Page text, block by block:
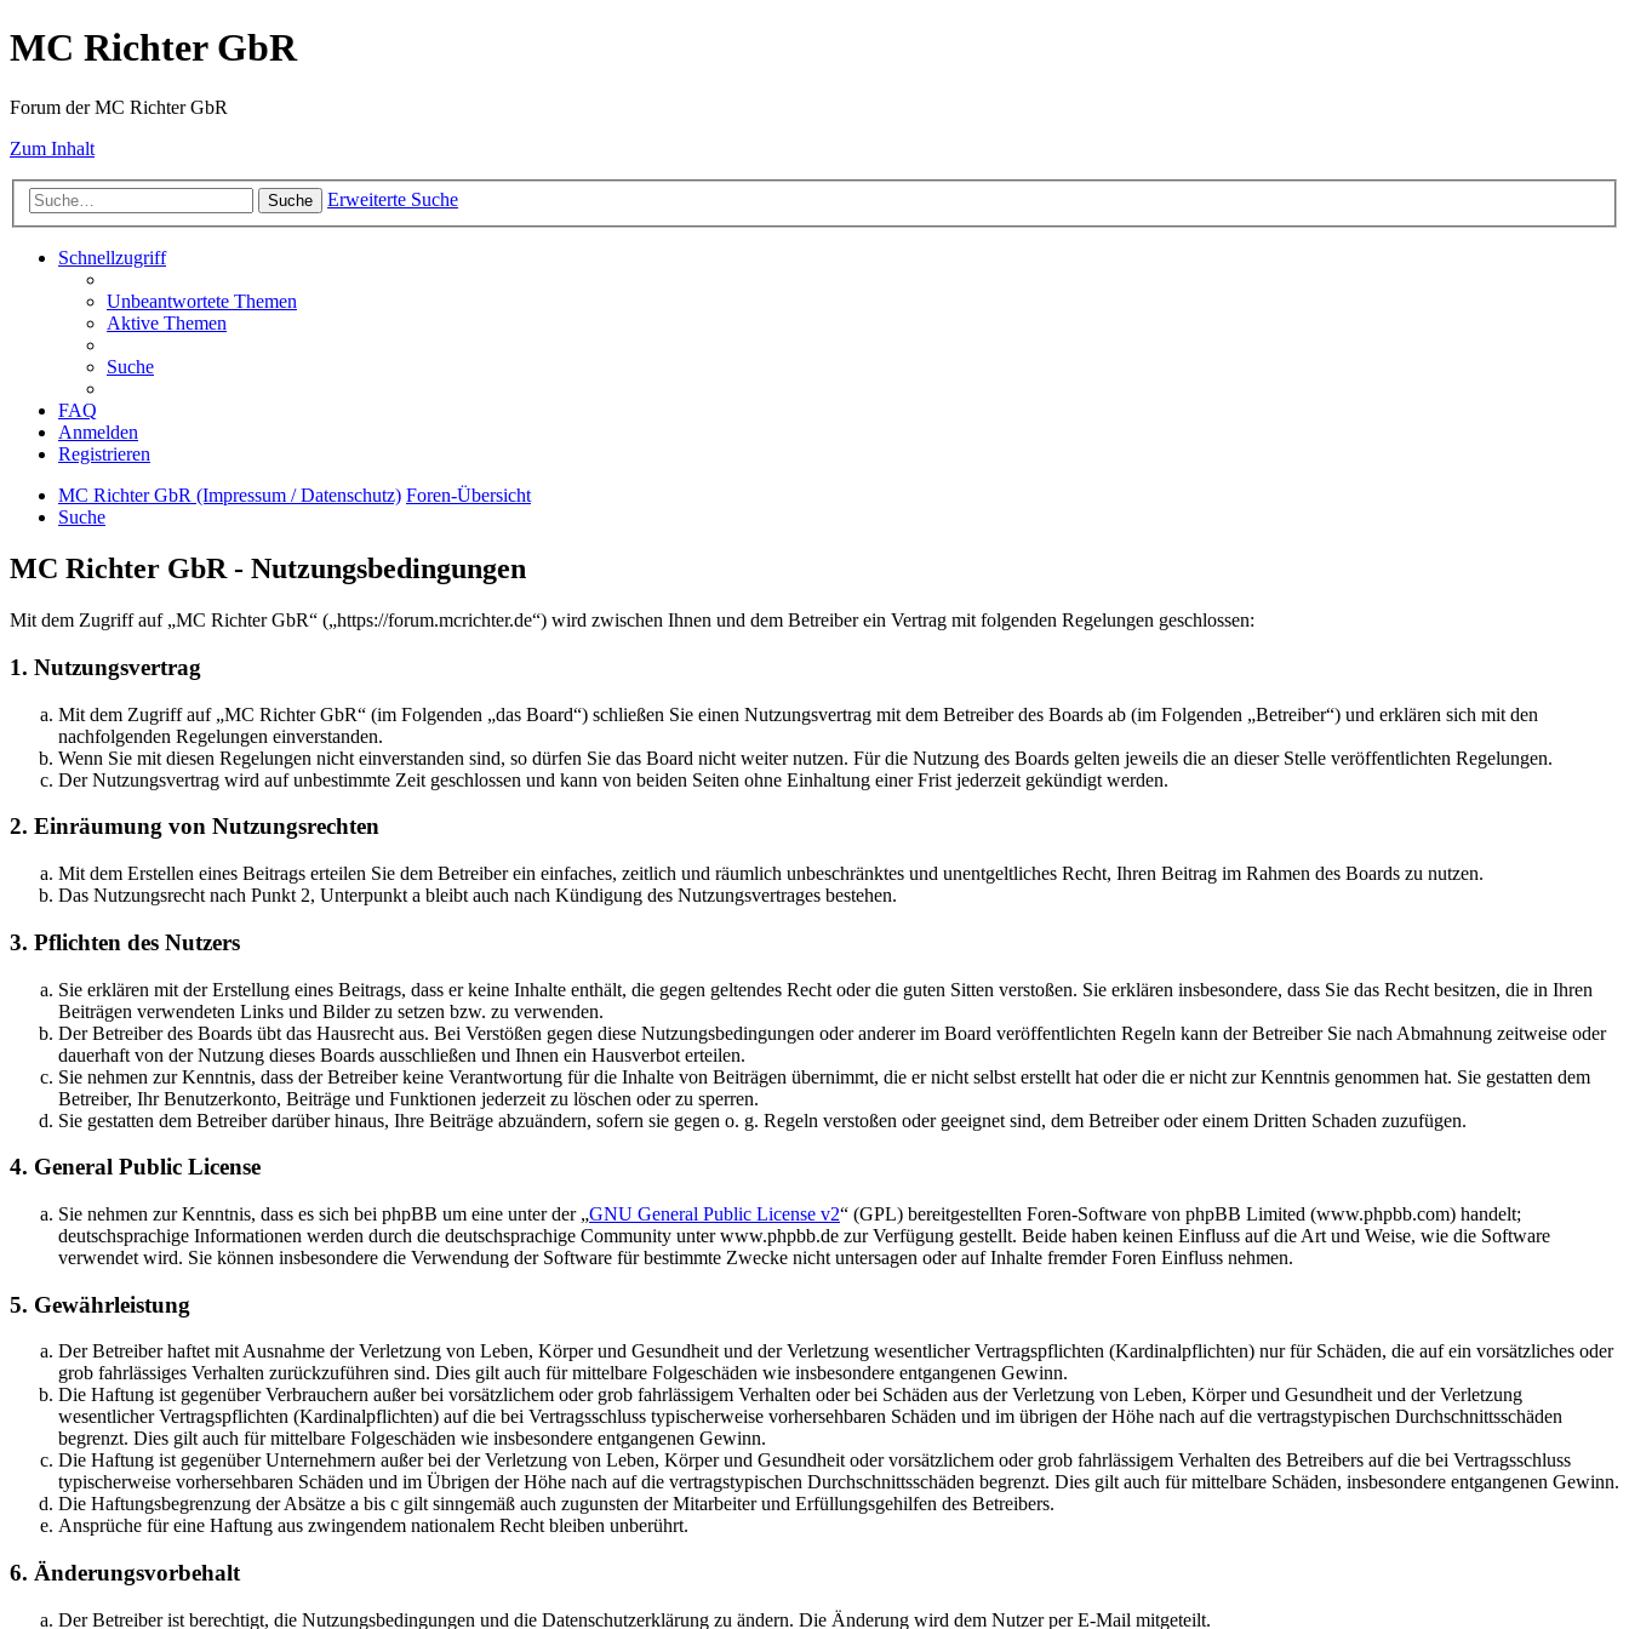
MC Richter GbR
Forum der MC Richter GbR
Zum Inhalt
Suche Erweiterte Suche
Schnellzugriff
Unbeantwortete Themen
Aktive Themen
Suche
FAQ
Anmelden
Registrieren
MC Richter GbR (Impressum / Datenschutz) Foren-Übersicht
Suche
MC Richter GbR - Nutzungsbedingungen
Mit dem Zugriff auf „MC Richter GbR“ („https://forum.mcrichter.de“) wird zwischen Ihnen und dem Betreiber ein Vertrag mit folgenden Regelungen geschlossen:
1. Nutzungsvertrag
Mit dem Zugriff auf „MC Richter GbR“ (im Folgenden „das Board“) schließen Sie einen Nutzungsvertrag mit dem Betreiber des Boards ab (im Folgenden „Betreiber“) und erklären sich mit den
nachfolgenden Regelungen einverstanden.
Wenn Sie mit diesen Regelungen nicht einverstanden sind, so dürfen Sie das Board nicht weiter nutzen. Für die Nutzung des Boards gelten jeweils die an dieser Stelle veröffentlichten Regelungen.
Der Nutzungsvertrag wird auf unbestimmte Zeit geschlossen und kann von beiden Seiten ohne Einhaltung einer Frist jederzeit gekündigt werden.
2. Einräumung von Nutzungsrechten
Mit dem Erstellen eines Beitrags erteilen Sie dem Betreiber ein einfaches, zeitlich und räumlich unbeschränktes und unentgeltliches Recht, Ihren Beitrag im Rahmen des Boards zu nutzen.
Das Nutzungsrecht nach Punkt 2, Unterpunkt a bleibt auch nach Kündigung des Nutzungsvertrages bestehen.
3. Pflichten des Nutzers
Sie erklären mit der Erstellung eines Beitrags, dass er keine Inhalte enthält, die gegen geltendes Recht oder die guten Sitten verstoßen. Sie erklären insbesondere, dass Sie das Recht besitzen, die in Ihren
Beiträgen verwendeten Links und Bilder zu setzen bzw. zu verwenden.
Der Betreiber des Boards übt das Hausrecht aus. Bei Verstößen gegen diese Nutzungsbedingungen oder anderer im Board veröffentlichten Regeln kann der Betreiber Sie nach Abmahnung zeitweise oder
dauerhaft von der Nutzung dieses Boards ausschließen und Ihnen ein Hausverbot erteilen.
Sie nehmen zur Kenntnis, dass der Betreiber keine Verantwortung für die Inhalte von Beiträgen übernimmt, die er nicht selbst erstellt hat oder die er nicht zur Kenntnis genommen hat. Sie gestatten dem
Betreiber, Ihr Benutzerkonto, Beiträge und Funktionen jederzeit zu löschen oder zu sperren.
Sie gestatten dem Betreiber darüber hinaus, Ihre Beiträge abzuändern, sofern sie gegen o. g. Regeln verstoßen oder geeignet sind, dem Betreiber oder einem Dritten Schaden zuzufügen.
4. General Public License
Sie nehmen zur Kenntnis, dass es sich bei phpBB um eine unter der „GNU General Public License v2“ (GPL) bereitgestellten Foren-Software von phpBB Limited (www.phpbb.com) handelt;
deutschsprachige Informationen werden durch die deutschsprachige Community unter www.phpbb.de zur Verfügung gestellt. Beide haben keinen Einfluss auf die Art und Weise, wie die Software
verwendet wird. Sie können insbesondere die Verwendung der Software für bestimmte Zwecke nicht untersagen oder auf Inhalte fremder Foren Einfluss nehmen.
5. Gewährleistung
Der Betreiber haftet mit Ausnahme der Verletzung von Leben, Körper und Gesundheit und der Verletzung wesentlicher Vertragspflichten (Kardinalpflichten) nur für Schäden, die auf ein vorsätzliches oder
grob fahrlässiges Verhalten zurückzuführen sind. Dies gilt auch für mittelbare Folgeschäden wie insbesondere entgangenen Gewinn.
Die Haftung ist gegenüber Verbrauchern außer bei vorsätzlichem oder grob fahrlässigem Verhalten oder bei Schäden aus der Verletzung von Leben, Körper und Gesundheit und der Verletzung
wesentlicher Vertragspflichten (Kardinalpflichten) auf die bei Vertragsschluss typischerweise vorhersehbaren Schäden und im übrigen der Höhe nach auf die vertragstypischen Durchschnittsschäden
begrenzt. Dies gilt auch für mittelbare Folgeschäden wie insbesondere entgangenen Gewinn.
Die Haftung ist gegenüber Unternehmern außer bei der Verletzung von Leben, Körper und Gesundheit oder vorsätzlichem oder grob fahrlässigem Verhalten des Betreibers auf die bei Vertragsschluss
typischerweise vorhersehbaren Schäden und im Übrigen der Höhe nach auf die vertragstypischen Durchschnittsschäden begrenzt. Dies gilt auch für mittelbare Schäden, insbesondere entgangenen Gewinn.
Die Haftungsbegrenzung der Absätze a bis c gilt sinngemäß auch zugunsten der Mitarbeiter und Erfüllungsgehilfen des Betreibers.
Ansprüche für eine Haftung aus zwingendem nationalem Recht bleiben unberührt.
6. Änderungsvorbehalt
Der Betreiber ist berechtigt, die Nutzungsbedingungen und die Datenschutzerklärung zu ändern. Die Änderung wird dem Nutzer per E-Mail mitgeteilt.